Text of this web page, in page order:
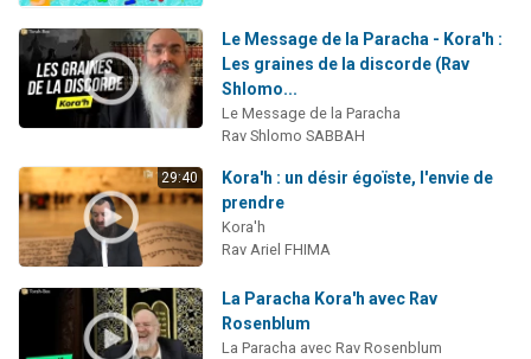
Le Message de la Paracha - Kora'h :
Les graines de la discorde (Rav
Shlomo...
Le Message de la Paracha
Rav Shlomo SABBAH
29:40
Kora'h : un désir égoïste, l'envie de
prendre
Kora'h
Rav Ariel FHIMA
La Paracha Kora'h avec Rav
Rosenblum
La Paracha avec Rav Rosenblum